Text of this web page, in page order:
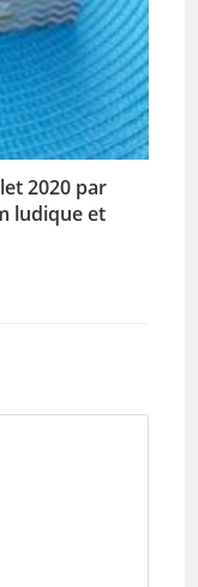
2020 par
ludique et